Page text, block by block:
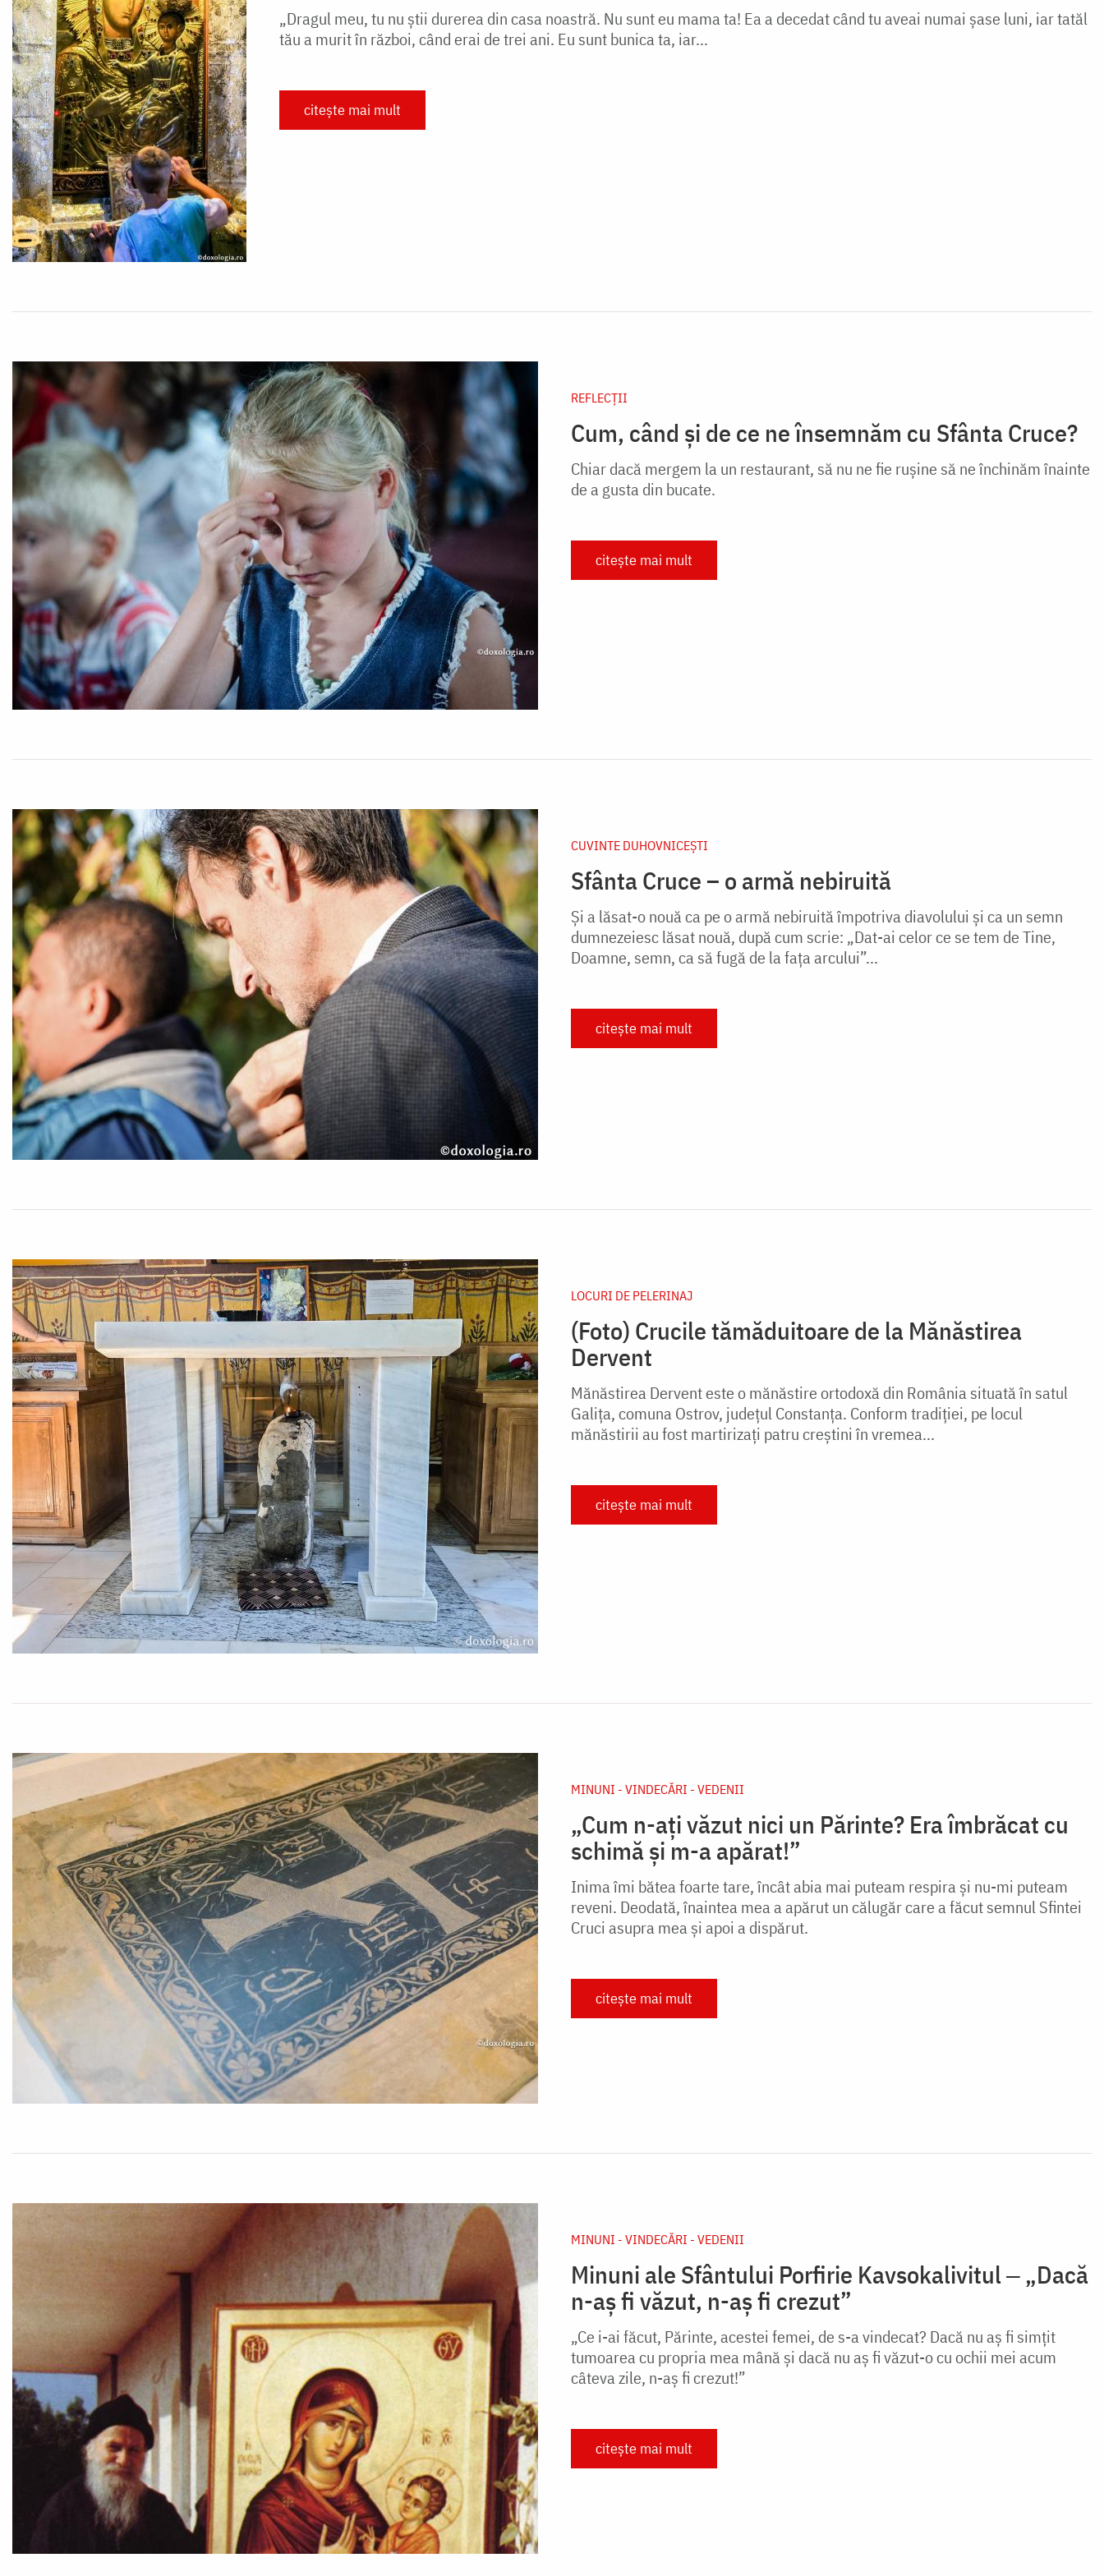
„Dragul meu, tu nu ştii durerea din casa noastră. Nu sunt eu mama ta! Ea a decedat când tu aveai numai şase luni, iar tatăl
tău a murit în război, când erai de trei ani. Eu sunt bunica ta, iar...
citește mai mult
REFLECȚII
Cum, când și de ce ne însemnăm cu Sfânta Cruce?
Chiar dacă mergem la un restaurant, să nu ne fie ruşine să ne închinăm înainte
de a gusta din bucate.
citește mai mult
CUVINTE DUHOVNICEȘTI
Sfânta Cruce – o armă nebiruită
Și a lăsat-o nouă ca pe o armă nebiruită împotriva diavolului și ca un semn
dumnezeiesc lăsat nouă, după cum scrie: „Dat-ai celor ce se tem de Tine,
Doamne, semn, ca să fugă de la fața arcului”...
citește mai mult
LOCURI DE PELERINAJ
(Foto) Crucile tămăduitoare de la Mănăstirea
Dervent
Mănăstirea Dervent este o mănăstire ortodoxă din România situată în satul
Galița, comuna Ostrov, județul Constanța. Conform tradiției, pe locul
mănăstirii au fost martirizaţi patru creştini în vremea...
citește mai mult
MINUNI - VINDECĂRI - VEDENII
„Cum n-ați văzut nici un Părinte? Era îmbrăcat cu
schimă și m-a apărat!”
Inima îmi bătea foarte tare, încât abia mai puteam respira şi nu-mi puteam
reveni. Deodată, înaintea mea a apărut un călugăr care a făcut semnul Sfintei
Cruci asupra mea şi apoi a dispărut.
citește mai mult
MINUNI - VINDECĂRI - VEDENII
Minuni ale Sfântului Porfirie Kavsokalivitul ‒ „Dacă
n-aș fi văzut, n-aș fi crezut”
„Ce i-ai făcut, Părinte, acestei femei, de s-a vindecat? Dacă nu aș fi simțit
tumoarea cu propria mea mână și dacă nu aș fi văzut-o cu ochii mei acum
câteva zile, n-aș fi crezut!”
citește mai mult